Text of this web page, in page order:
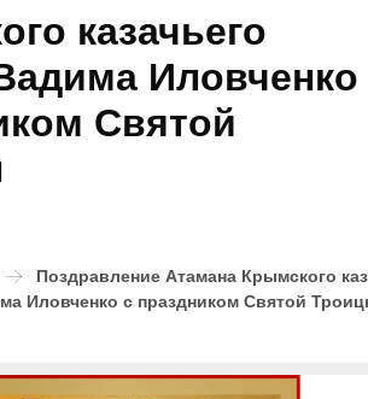
казачьего
Иловченко
Святой
Поздравление Атамана Крымского
Иловченко с праздником Святой